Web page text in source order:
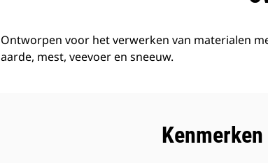
Ontworpen voor het verwerken van materialen
aarde, mest, veevoer en sneeuw.